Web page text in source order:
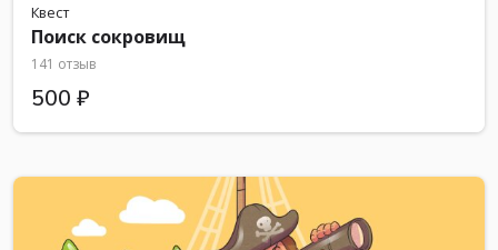
Квест
Поиск сокровищ
141 отзыв
500 ₽